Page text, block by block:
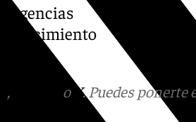
fallecimiento
, o X. Puedes